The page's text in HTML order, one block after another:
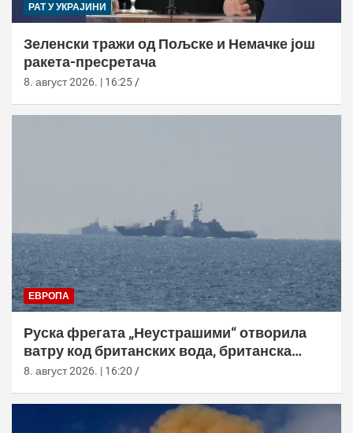
РАТ У УКРАЈИНИ
Зеленски тражи од Пољске и Немачке још
ракета-пресретача
8. август 2026. | 16:25
ЕВРОПА
Руска фрегата „Неустрашими“ отворила
ватру код британских вода, британска
морнарица појачала праћење
8. август 2026. | 16:20